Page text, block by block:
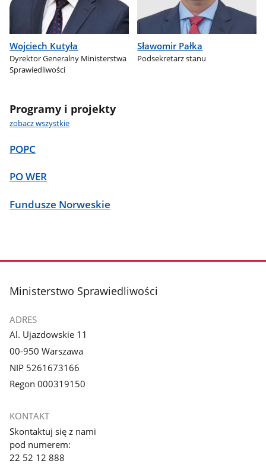
Wojciech Kutyła
Dyrektor Generalny Ministerstwa
Sprawiedliwości
Sławomir Pałka
Podsekretarz stanu
Programy i projekty
zobacz wszystkie
POPC
PO WER
Fundusze Norweskie
stopka
Ministerstwo Sprawiedliwości
ADRES
Al. Ujazdowskie 11
00-950 Warszawa
NIP 5261673166
Regon 000319150
KONTAKT
Skontaktuj się z nami
pod numerem:
22 52 12 888